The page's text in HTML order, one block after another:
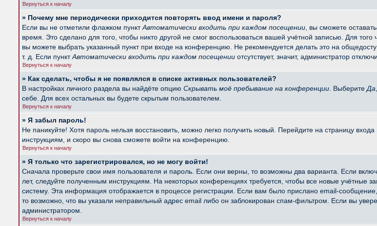
Вернуться к началу
» Почему мне периодически приходится повторять ввод имени и пароля?
Если вы не отметили флажком пунктАвтоматически входить при каждом посещении , вы сможете
время. Это сделано для того, чтобы никто другой не смог воспользоваться вашей учётной записью. Для
вы можете выбрать указанный пункт при входе на конференцию. Не рекомендуется делать это на
т. д. Если пунктАвтоматически входить при каждом посещении отсутствует, значит, администратор
Вернуться к началу
» Как сделать, чтобы я не появлялся в списке активных пользователей?
В настройках личного раздела вы найдёте опцию Скрывать моё пребывание на конференции . Выберите Да
себе. Для всех остальных вы будете скрытым пользователем.
Вернуться к началу
» Я забыл пароль!
Не паникуйте! Хотя пароль нельзя восстановить, можно легко получить новый. Перейдите на страницу
инструкциям, и скоро вы снова сможете войти на конференцию.
Вернуться к началу
» Я только что зарегистрировался, но не могу войти!
Сначала проверьте свои имя пользователя и пароль. Если они верны, то возможны два варианта. Если
лет, следуйте полученным инструкциям. На некоторых конференциях требуется, чтобы все новые учётные
систему. Эта информация отображается в процессе регистрации. Если вам было прислано email-
то возможно, что вы указали неправильный адрес email либо он заблокирован спам-фильтром. Если вы
администратором.
Вернуться к началу